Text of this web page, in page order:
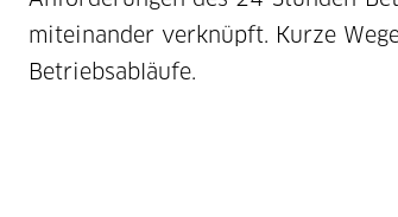
miteinander verknüpft. Kurze
Betriebsabläufe.